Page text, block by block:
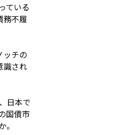
ている
務不履
ッチの
識され
日本で
国債市